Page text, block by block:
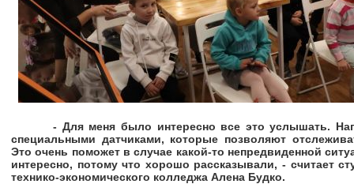
- Для меня было интересно все это услышать.
специальными датчиками, которые позволяют
Это очень поможет в случае какой-то непредвиденной
интересно, потому что хорошо рассказывали, - считает
технико-экономического колледжа Алена Будко.